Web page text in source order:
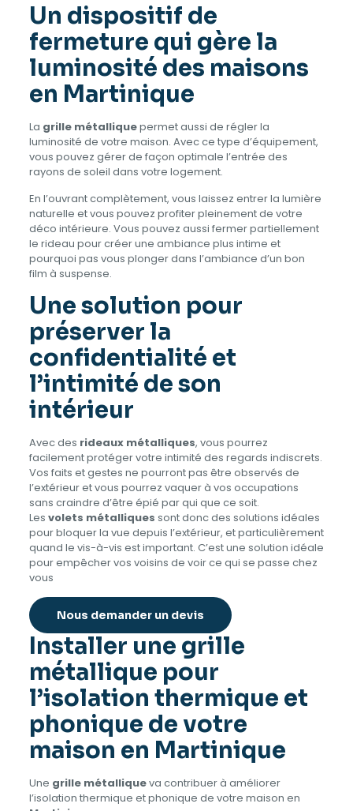
Un dispositif de
fermeture qui gère la
luminosité des maisons
en Martinique
La grille métalliquepermet aussi de régler la
luminosité de votre maison. Avec ce type d’équipement,
vous pouvez gérer de façon optimale l’entrée des
rayons de soleil dans votre logement.
En l’ouvrant complètement, vous laissez entrer la lumière
naturelle et vous pouvez profiter pleinement de votre
déco intérieure. Vous pouvez aussi fermer partiellement
le rideau pour créer une ambiance plus intime et
pourquoi pas vous plonger dans l’ambiance d’un bon
film à suspense.
Une solution pour
préserver la
confidentialité et
l’intimité de son
intérieur
Avec des rideaux métalliques, vous pourrez
facilement protéger votre intimité des regards indiscrets.
Vos faits et gestes ne pourront pas être observés de
l’extérieur et vous pourrez vaquer à vos occupations
sans craindre d’être épié par qui que ce soit.
Les volets métalliques sont donc des solutions idéales
pour bloquer la vue depuis l’extérieur, et particulièrement
quand le vis-à-vis est important. C’est une solution idéale
pour empêcher vos voisins de voir ce qui se passe chez
vous
Nous demander un devis
Installer une grille
métallique pour
l’isolation thermique et
phonique de votre
maison en Martinique
Une grille métalliqueva contribuer à améliorer
l’isolation thermique et phonique de votre maison en